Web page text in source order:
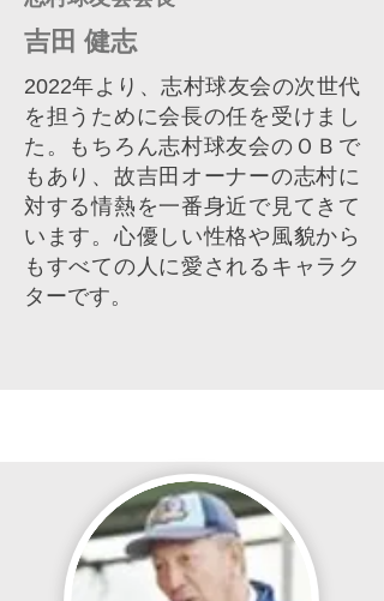
吉田 健志
​2022年より、志村球友会の次世代
を担うために会長の任を受けまし
た。もちろん志村球友会のＯＢで
もあり、故吉田オーナーの志村に
対する情熱を一番身近で見てきて
います。心優しい性格や風貌から
もすべての人に愛されるキャラク
ターです。